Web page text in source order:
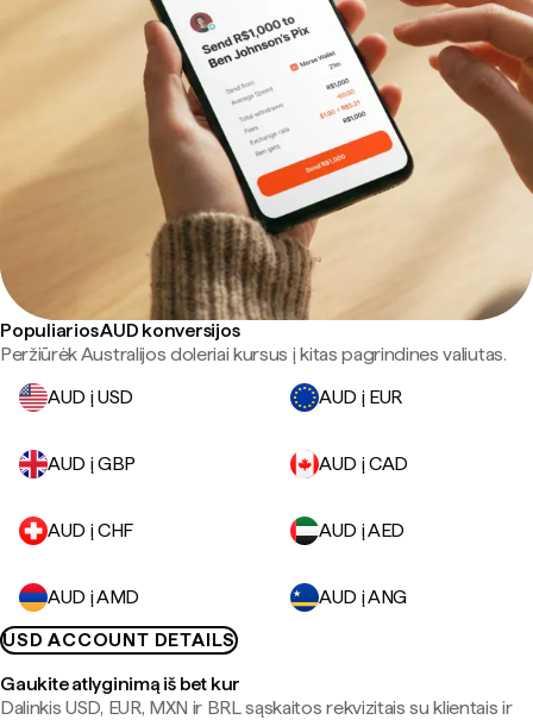
Populiarios AUD konversijos
Peržiūrėk Australijos doleriai kursus į kitas pagrindines valiutas.
AUD į USD
AUD į EUR
AUD į GBP AUD į CAD
AUD į CHF AUD į AED
AUD į AMD
AUD į ANG
USD ACCOUNT DETAILS
Gaukite atlyginimą iš bet kur
Dalinkis USD, EUR, MXN ir BRL sąskaitos rekvizitais su klientais ir